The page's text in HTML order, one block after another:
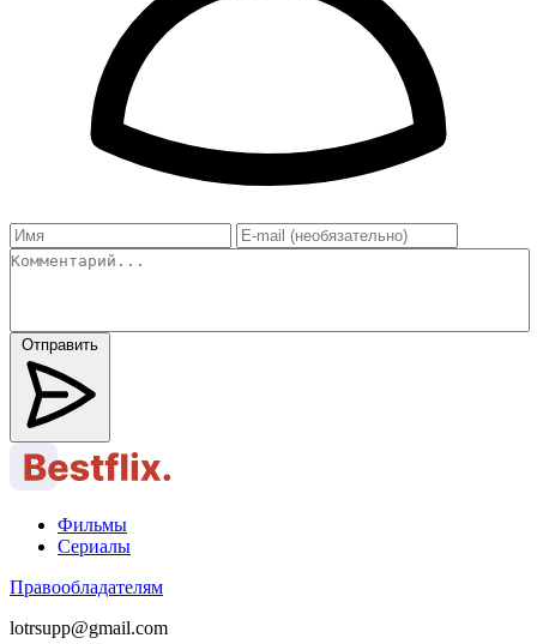
Отправить
Фильмы
Сериалы
Правообладателям
lotrsupp@gmail.com